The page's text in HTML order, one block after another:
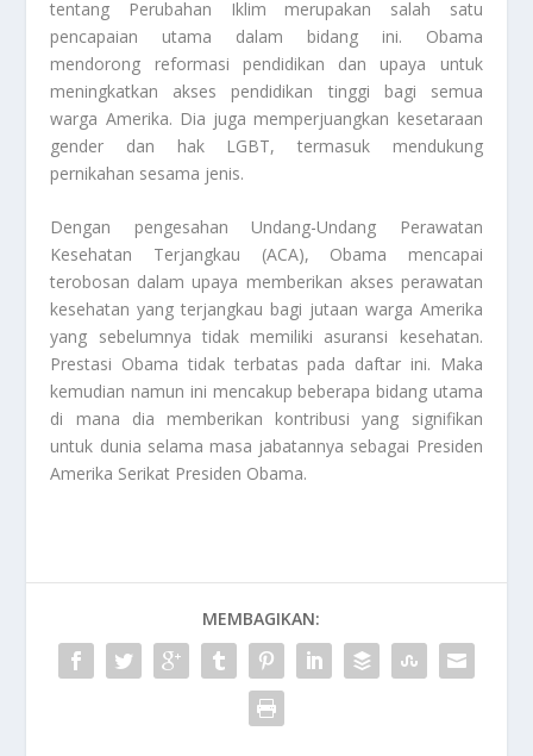
tentang Perubahan Iklim merupakan salah satu
pencapaian utama dalam bidang ini. Obama
mendorong reformasi pendidikan dan upaya untuk
meningkatkan akses pendidikan tinggi bagi semua
warga Amerika. Dia juga memperjuangkan kesetaraan
gender dan hak LGBT, termasuk mendukung
pernikahan sesama jenis.
Dengan pengesahan Undang-Undang Perawatan
Kesehatan Terjangkau (ACA), Obama mencapai
terobosan dalam upaya memberikan akses perawatan
kesehatan yang terjangkau bagi jutaan warga Amerika
yang sebelumnya tidak memiliki asuransi kesehatan.
Prestasi Obama tidak terbatas pada daftar ini. Maka
kemudian namun ini mencakup beberapa bidang utama
di mana dia memberikan kontribusi yang signifikan
untuk dunia selama masa jabatannya sebagai Presiden
Amerika Serikat Presiden Obama.
MEMBAGIKAN: